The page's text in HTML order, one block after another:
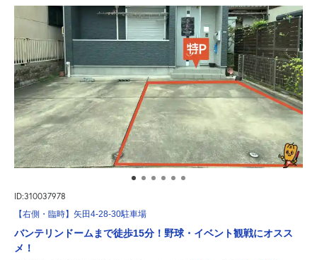
ID:310037978
【右側・臨時】矢田4-28-30駐車場
バンテリンドームまで徒歩15分！野球・イベント観戦にオスス
メ！